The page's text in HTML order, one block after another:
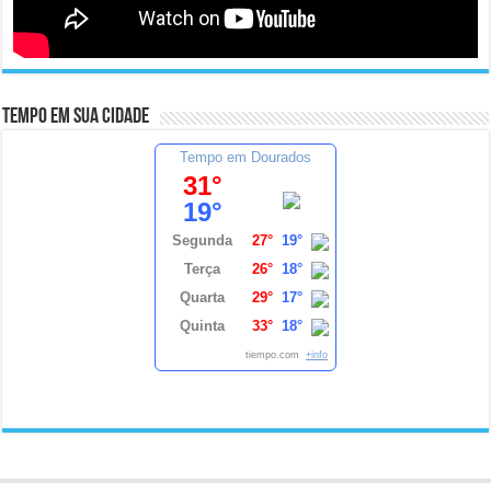
Tempo em sua cidade
Tempo em Dourados
31°
19°
Segunda 27° 19°
Terça
26° 18°
Quarta
29° 17°
Quinta
33° 18°
tiempo.com +info